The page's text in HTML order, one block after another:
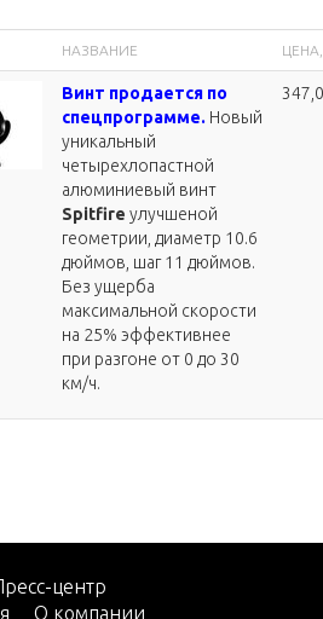
НАЗВАНИЕ
Винт продается по
спецпрограмме. Новый
уникальный
четырехлопастной
алюминиевый винт
Spitfire улучшеной
геометрии, диаметр 10.6
дюймов, шаг 11 дюймов.
Без ущерба
максимальной скорости
на 25% эффективнее
при разгоне от 0 до 30
км/ч.
центр
О компании